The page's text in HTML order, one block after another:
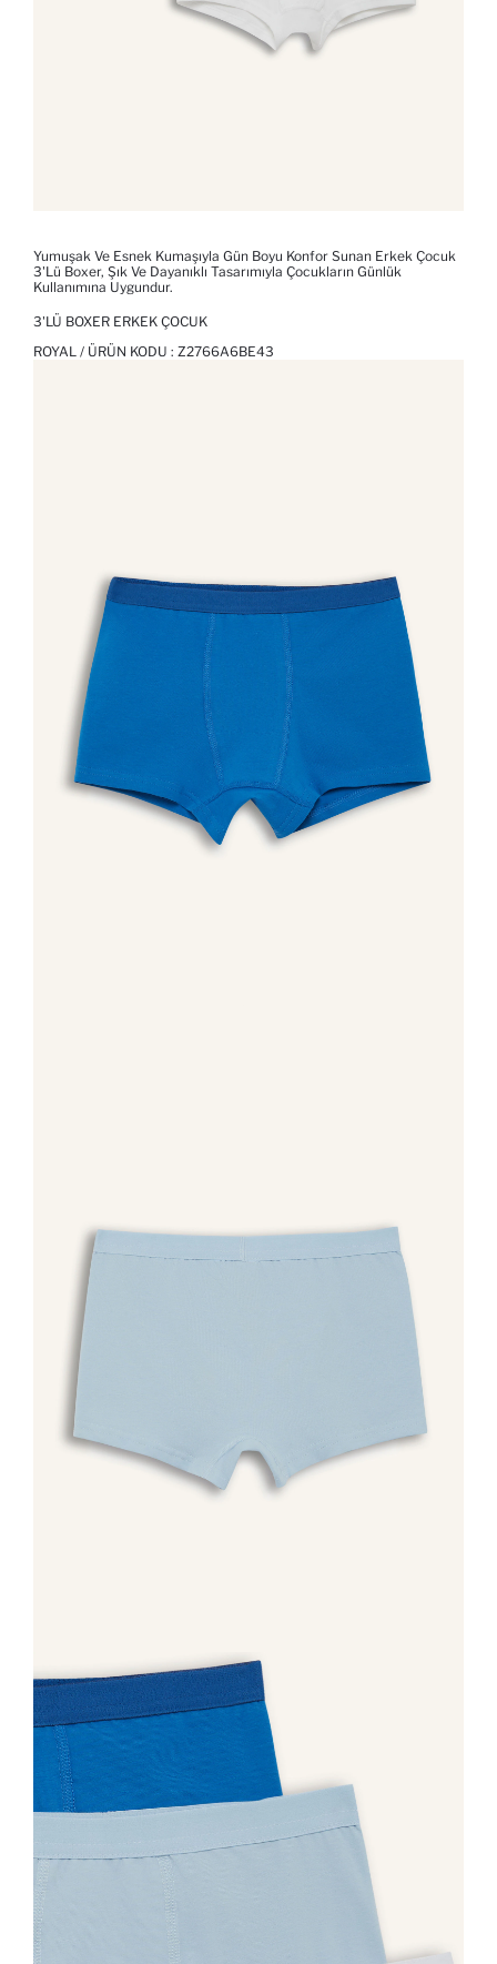
Yumuşak Ve Esnek Kumaşıyla Gün Boyu Konfor Sunan Erkek Çocuk
3'lü Boxer, Şık Ve Dayanıklı Tasarımıyla Çocukların Günlük
Kullanımına Uygundur.
3'LÜ BOXER ERKEK ÇOCUK
ROYAL / ÜRÜN KODU : Z2766A6BE43